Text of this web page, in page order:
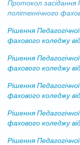
Протокол засідання
політехнічного
Рішення
фахового коледжу
Рішення
фахового коледжу
Рішення
фахового коледжу
Рішення
фахового коледжу
Рішення